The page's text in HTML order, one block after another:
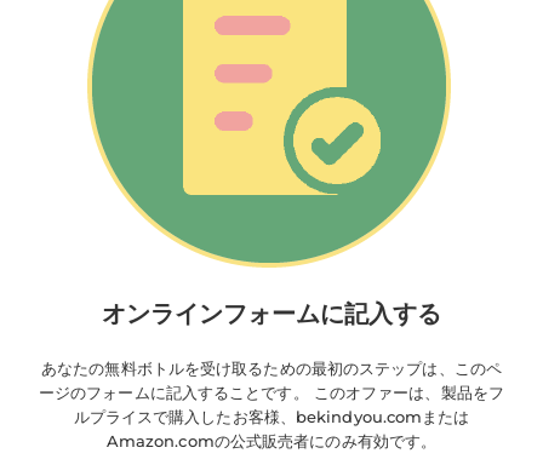
オンラインフォームに記入する
あなたの無料ボトルを受け取るための最初のステップは、このペ
ージのフォームに記入することです。 このオファーは、製品をフ
ルプライスで購入したお客様、bekindyou.comまたは
Amazon.comの公式販売者にのみ有効です。